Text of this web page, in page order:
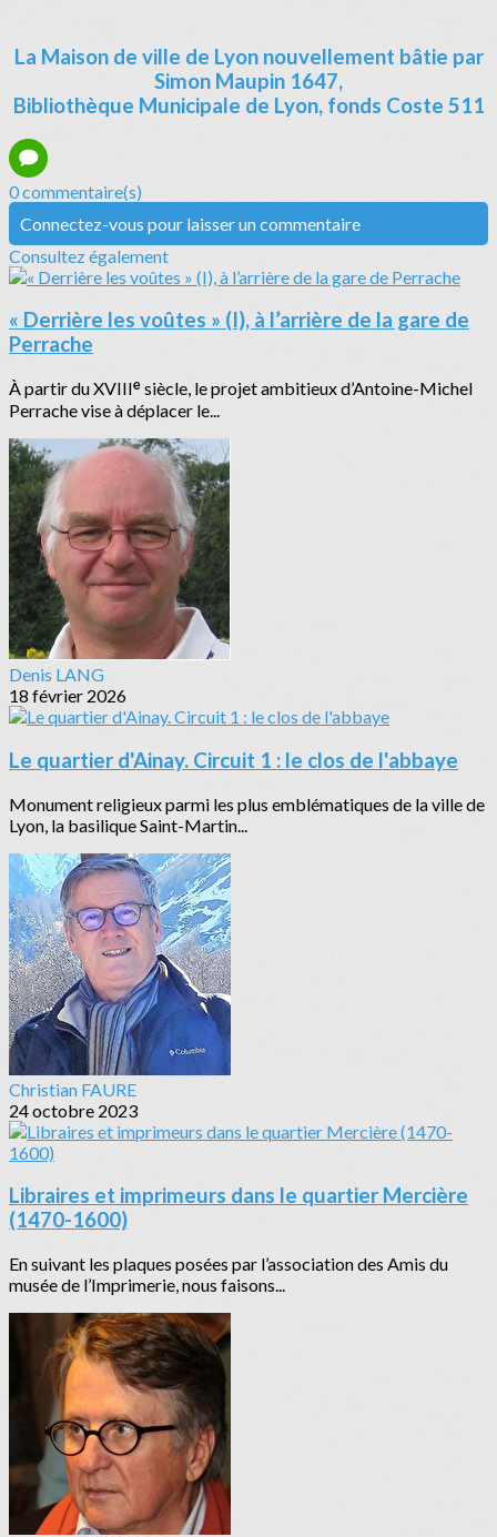
La Maison de ville de Lyon nouvellement bâtie par
Simon Maupin 1647,
Bibliothèque Municipale de Lyon, fonds Coste 511
0 commentaire(s)
Connectez-vous pour laisser un commentaire
Consultez également
« Derrière les voûtes » (I), à l’arrière de la gare de
Perrache
À partir du XVIIIᵉ siècle, le projet ambitieux d’Antoine-Michel
Perrache vise à déplacer le...
Denis LANG
18 février 2026
Le quartier d'Ainay. Circuit 1 : le clos de l'abbaye
Monument religieux parmi les plus emblématiques de la ville de
Lyon, la basilique Saint-Martin...
Christian FAURE
24 octobre 2023
Libraires et imprimeurs dans le quartier Mercière
(1470-1600)
En suivant les plaques posées par l’association des Amis du
musée de l’Imprimerie, nous faisons...